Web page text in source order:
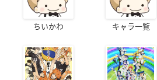
ちいかわ キャラ一覧